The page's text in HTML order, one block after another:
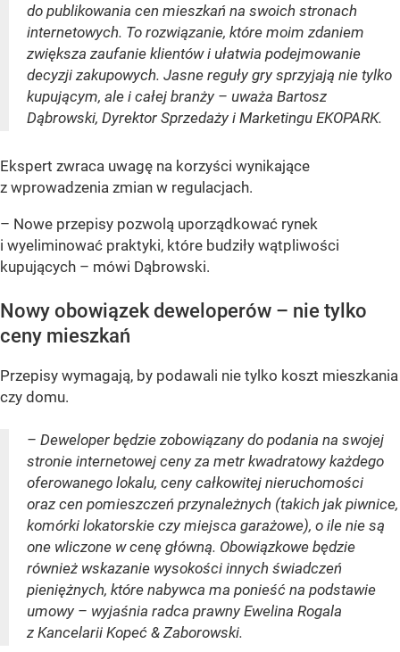
do publikowania cen mieszkań na swoich stronach
internetowych. To rozwiązanie, które moim zdaniem
zwiększa zaufanie klientów i ułatwia podejmowanie
decyzji zakupowych. Jasne reguły gry sprzyjają nie tylko
kupującym, ale i całej branży – uważa Bartosz
Dąbrowski, Dyrektor Sprzedaży i Marketingu EKOPARK.
Ekspert zwraca uwagę na korzyści wynikające
z wprowadzenia zmian w regulacjach.
– Nowe przepisy pozwolą uporządkować rynek
i wyeliminować praktyki, które budziły wątpliwości
kupujących – mówi Dąbrowski.
Nowy obowiązek deweloperów – nie tylko
ceny mieszkań
Przepisy wymagają, by podawali nie tylko koszt mieszkania
czy domu.
– Deweloper będzie zobowiązany do podania na swojej
stronie internetowej ceny za metr kwadratowy każdego
oferowanego lokalu, ceny całkowitej nieruchomości
oraz cen pomieszczeń przynależnych (takich jak piwnice,
komórki lokatorskie czy miejsca garażowe), o ile nie są
one wliczone w cenę główną. Obowiązkowe będzie
również wskazanie wysokości innych świadczeń
pieniężnych, które nabywca ma ponieść na podstawie
umowy – wyjaśnia radca prawny Ewelina Rogala
z Kancelarii Kopeć & Zaborowski.